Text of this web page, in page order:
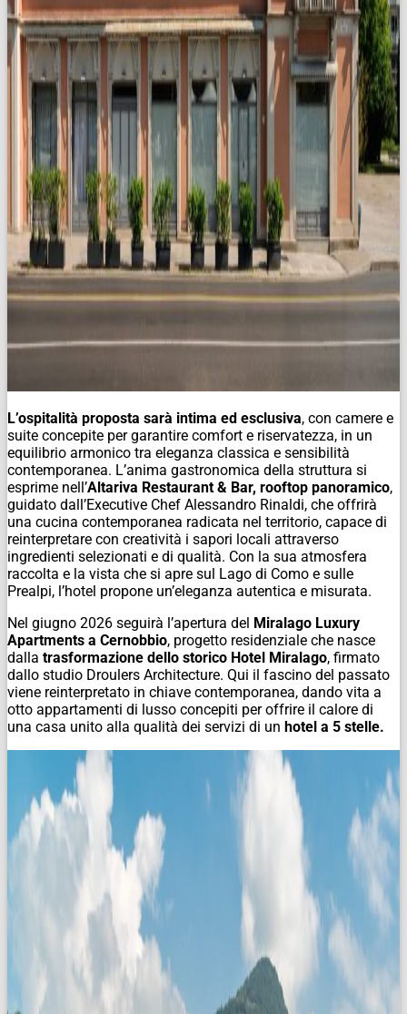
L’ospitalità proposta sarà intima ed esclusiva, con camere e
suite concepite per garantire comfort e riservatezza, in un
equilibrio armonico tra eleganza classica e sensibilità
contemporanea. L’anima gastronomica della struttura si
esprime nell’Altariva Restaurant & Bar, rooftop panoramico,
guidato dall’Executive Chef Alessandro Rinaldi, che offrirà
una cucina contemporanea radicata nel territorio, capace di
reinterpretare con creatività i sapori locali attraverso
ingredienti selezionati e di qualità. Con la sua atmosfera
raccolta e la vista che si apre sul Lago di Como e sulle
Prealpi, l’hotel propone un’eleganza autentica e misurata.
Nel giugno 2026 seguirà l’apertura del Miralago Luxury
Apartments a Cernobbio, progetto residenziale che nasce
dalla trasformazione dello storico Hotel Miralago, firmato
dallo studio Droulers Architecture. Qui il fascino del passato
viene reinterpretato in chiave contemporanea, dando vita a
otto appartamenti di lusso concepiti per offrire il calore di
una casa unito alla qualità dei servizi di un hotel a 5 stelle.